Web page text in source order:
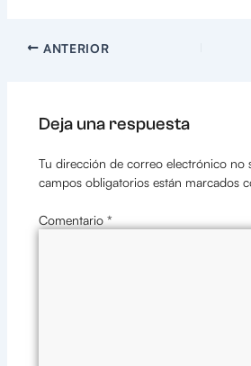
ANTERIOR
Deja una respuesta
Tu dirección de correo electrónico no
campos obligatorios están marcados
Comentario *